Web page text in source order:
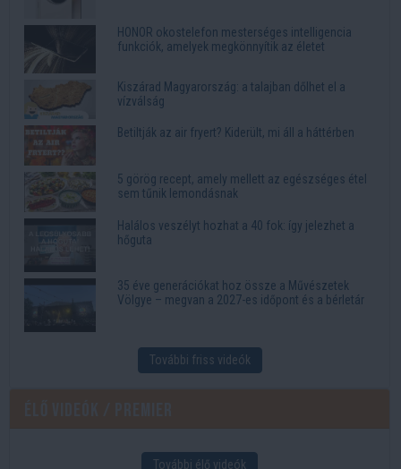
HONOR okostelefon mesterséges intelligencia
funkciók, amelyek megkönnyítik az életet
Kiszárad Magyarország: a talajban dőlhet el a
vízválság
Betiltják az air fryert? Kiderült, mi áll a háttérben
5 görög recept, amely mellett az egészséges étel
sem tűnik lemondásnak
Halálos veszélyt hozhat a 40 fok: így jelezhet a
hőguta
35 éve generációkat hoz össze a Művészetek
Völgye – megvan a 2027-es időpont és a bérletár
További friss videók
További élő videók